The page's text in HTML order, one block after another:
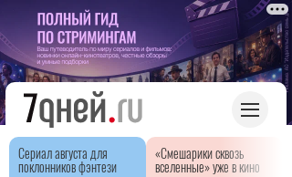
Сериал августа для
поклонников фэнтези
«Смешарики сквозь
вселенные» уже в кино